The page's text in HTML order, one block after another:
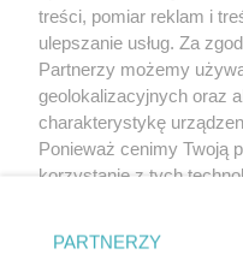
treści, pomiar reklam i
ulepszanie usług. Za
Partnerzy możemy
geolokalizacyjnych oraz
charakterystykę
Ponieważ cenimy Twoją
korzystanie z tych
zmienić/wycofać klikając
znajdujący się w lewym
PARTNERZY